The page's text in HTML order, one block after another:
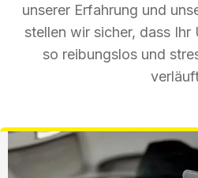
unserer Erfahrung und
stellen wir sicher, dass
so reibungslos und